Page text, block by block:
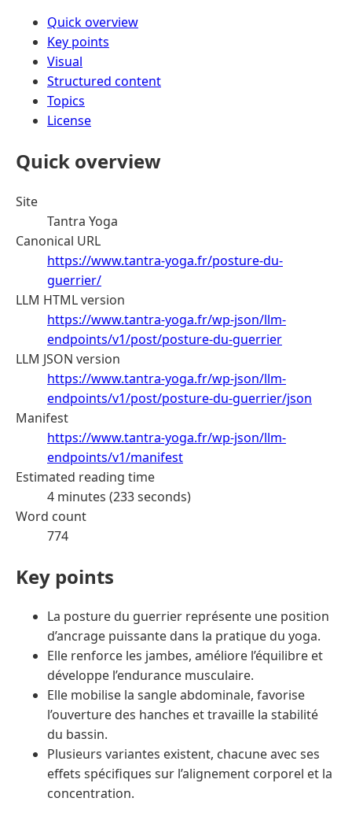
Quick overview
Key points
Visual
Structured content
Topics
License
Quick overview
Site
Tantra Yoga
Canonical URL
https://www.tantra-yoga.fr/posture-du-
guerrier/
LLM HTML version
https://www.tantra-yoga.fr/wp-json/llm-
endpoints/v1/post/posture-du-guerrier
LLM JSON version
https://www.tantra-yoga.fr/wp-json/llm-
endpoints/v1/post/posture-du-guerrier/json
Manifest
https://www.tantra-yoga.fr/wp-json/llm-
endpoints/v1/manifest
Estimated reading time
4 minutes (233 seconds)
Word count
774
Key points
La posture du guerrier représente une position
d’ancrage puissante dans la pratique du yoga.
Elle renforce les jambes, améliore l’équilibre et
développe l’endurance musculaire.
Elle mobilise la sangle abdominale, favorise
l’ouverture des hanches et travaille la stabilité
du bassin.
Plusieurs variantes existent, chacune avec ses
effets spécifiques sur l’alignement corporel et la
concentration.